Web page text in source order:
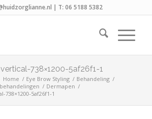
| T: 06 5188 5382
738×1200-5af26f1-1
Home / Eye Brow Styling / Behandeling /
/ Dermapen /
738×1200-5af26f1-1